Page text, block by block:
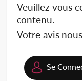
Veuillez vous
contenu.
Votre avis
Se